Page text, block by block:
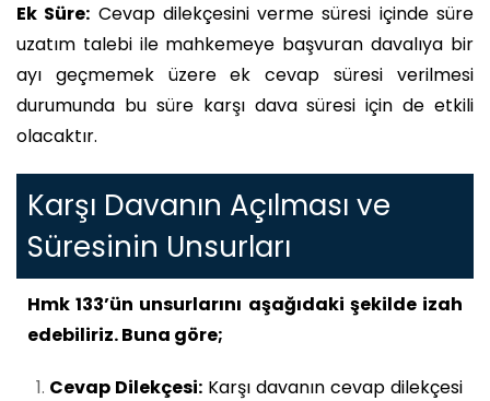
Ek Süre: Cevap dilekçesini verme süresi içinde süre
uzatım talebi ile mahkemeye başvuran davalıya bir
ayı geçmemek üzere ek cevap süresi verilmesi
durumunda bu süre karşı dava süresi için de etkili
olacaktır.
Karşı Davanın Açılması ve
Süresinin Unsurları
Hmk 133’ün unsurlarını aşağıdaki şekilde izah
edebiliriz. Buna göre;
Cevap Dilekçesi: Karşı davanın cevap dilekçesi